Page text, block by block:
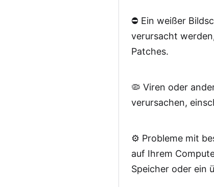
Methode
Methode
⛔ Ein weißer
verursacht
Patches.
🦠 Viren oder
verursachen,
⚙️ Probleme mit
auf Ihrem
Speicher oder ein